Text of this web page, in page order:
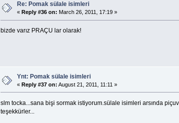
Re: Pomak sülale isimleri
« Reply #36 on: March 26, 2011, 17:19 »
bizde varız PRAÇU lar olarak!
Ynt: Pomak sülale isimleri
« Reply #37 on: August 21, 2011, 11:11 »
slm tocka...sana bişi sormak istiyorum.sülale isimleri arsında
teşekkürler...